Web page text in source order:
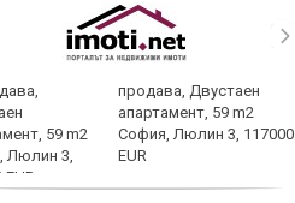
продава, Двустаен
апартамент, 59 m2
София, Люлин 3, 117000
EUR